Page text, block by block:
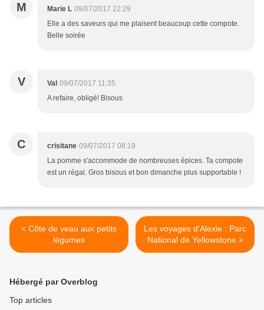
M Marie L 09/07/2017 22:29
Elle a des saveurs qui me plaisent beaucoup cette compote.
Belle soirée
V Val 09/07/2017 11:35
A refaire, obligé! Bisous
C crisitane 09/07/2017 08:19
La pomme s'accommode de nombreuses épices. Ta compote
est un régal. Gros bisous et bon dimanche plus supportable !
< Côte de veau aux petits
légumes
Les voyages d'Alexie : Parc
National de Yellowstone >
Hébergé par Overblog
Top articles